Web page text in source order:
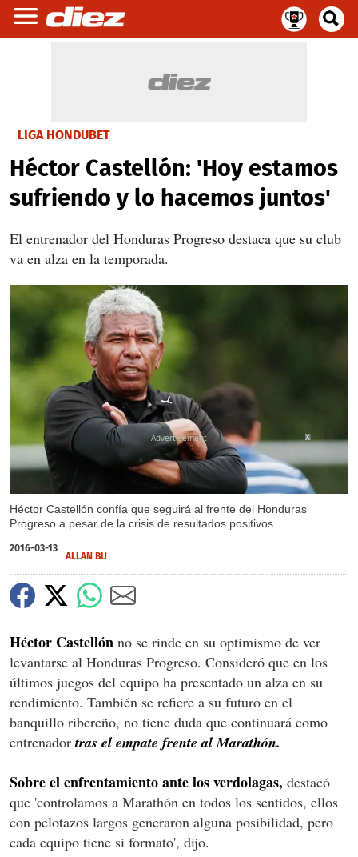
LIGA HONDUBET
Héctor Castellón: 'Hoy estamos
sufriendo y lo hacemos juntos'
El entrenador del Honduras Progreso destaca que su club
va en alza en la temporada.
Héctor Castellón confía que seguirá al frente del Honduras
Progreso a pesar de la crisis de resultados positivos.
X
2016-03-13
ALLAN BU
Héctor Castellón no se rinde en su optimismo de ver
levantarse al Honduras Progreso. Consideró que en los
últimos juegos del equipo ha presentado un alza en su
rendimiento. También se refiere a su futuro en el
banquillo ribereño, no tiene duda que continuará como
entrenadortras el empate frente al Marathón.
Sobre el enfrentamiento ante los verdolagas, destacó
que 'controlamos a Marathón en todos los sentidos, ellos
con pelotazos largos generaron alguna posibilidad, pero
cada equipo tiene si formato', dijo.